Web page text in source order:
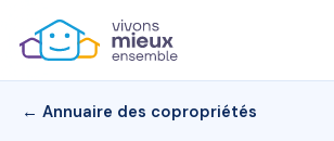
← Annuaire des copropriétés